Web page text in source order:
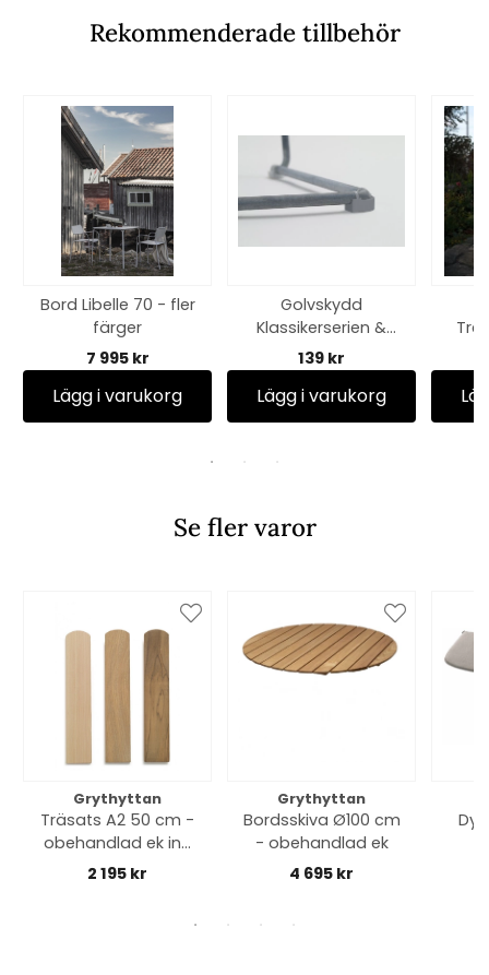
Rekommenderade tillbehör
Bord Libelle 70 - fler
färger
7 995 kr
Lägg i varukorg
Golvskydd
Klassikerserien &
High Tech - svart
139 kr
Lägg i varukorg
Se fler varor
Grythyttan
Träsats A2 50 cm -
obehandlad ek inkl
skruv
2 195 kr
Grythyttan
Bordsskiva Ø100 cm
- obehandlad ek
4 695 kr